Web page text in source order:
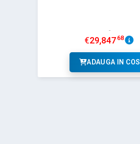
€29,847 68
ADAUGA IN COS